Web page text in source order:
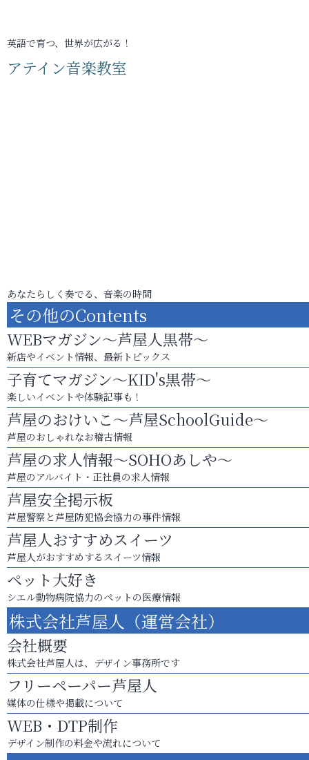
英語で育つ、世界が広がる！
アテイン音楽教室
あなたらしく奏でる、音楽の時間
その他のContents
WEBマガジン～芦屋人黒帯～
新店やイベント情報、最新トピックス
子育てマガジン～KID's黒帯～
楽しいイベントや体験記事も！
芦屋のおけいこ～芦屋SchoolGuide～
芦屋のおしゃれなお稽古情報
芦屋の求人情報～SOHOあしや～
芦屋のアルバイト・正社員の求人情報
芦屋安全掲示板
芦屋警察と芦屋防犯協会協力の事件情報
芦屋人おすすめスイーツ
芦屋人がおすすめするスイーツ情報
ペット大好き
シエル動物病院協力のペットの医療情報
株式会社芦屋人（運営会社）
会社概要
株式会社芦屋人は、デザイン事務所です
フリーペーパー芦屋人
媒体の仕様や掲載について
WEB・DTP制作
デザイン制作の料金や流れについて